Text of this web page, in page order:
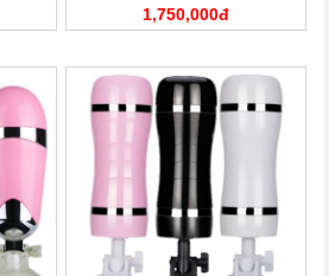
1,750,000đ